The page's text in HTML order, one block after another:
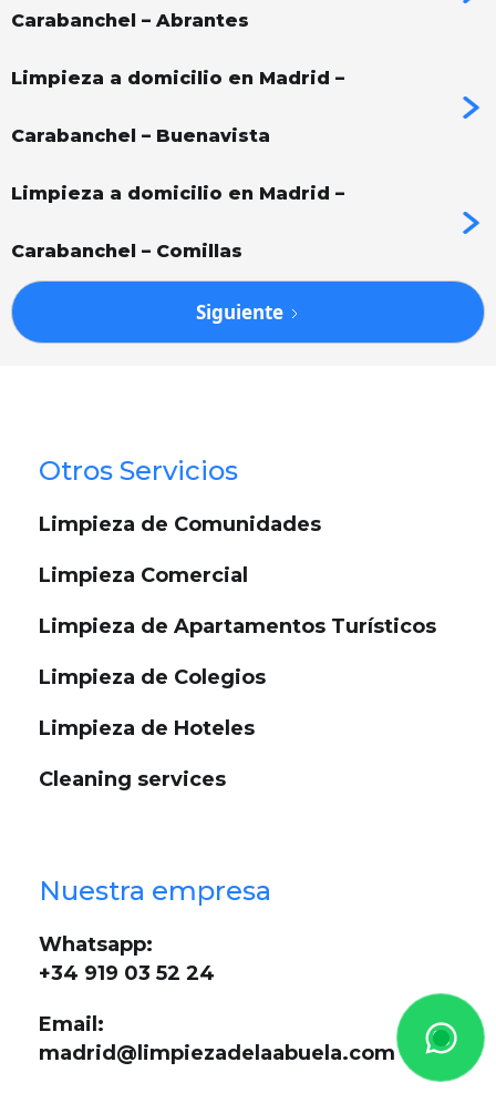
Carabanchel – Abrantes
Limpieza a domicilio en Madrid –
Carabanchel – Buenavista
Limpieza a domicilio en Madrid –
Carabanchel – Comillas
Siguiente
Otros Servicios
Limpieza de Comunidades
Limpieza Comercial
Limpieza de Apartamentos Turísticos
Limpieza de Colegios
Limpieza de Hoteles
Cleaning services
Nuestra empresa
Whatsapp:
+34 919 03 52 24
Email:
madrid@limpiezadelaabuela.com